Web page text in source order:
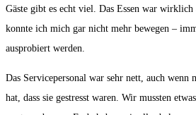
Gäste gibt es echt viel. Das Essen war wirklich
konnte ich mich gar nicht mehr bewegen –
ausprobiert werden.
Das Servicepersonal war sehr nett, auch wenn
hat, dass sie gestresst waren. Wir mussten